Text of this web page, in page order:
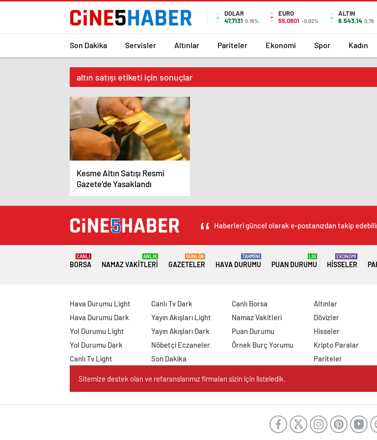
DOLAR
47,7131 0.16%
EURO
55,0801 -0.02%
ALTIN
6.543,14 0,78
Son Dakika Servisler Altınlar Pariteler Ekonomi Spor Kadın
altın satışı etiketi için sonuçlar
Kesme Altın Satışı Resmi
Gazete’de Yasaklandı
Haberleri güncel olarak e-postanızdan takip
BORSA
CANLI
NAMAZ VAKITLERI
ANLIK
GAZETELER
GÜNLÜK
HAVA DURUMU
TAHMİNİ
PUAN DURUMU
LİG
HISSELER
EKONOMİ
Hava Durumu Light
Hava Durumu Dark
Yol Durumu Light
Yol Durumu Dark
Canlı Tv Light
Canlı Tv Dark
Yayın Akışları Light
Yayın Akışları Dark
Nöbetçi Eczaneler
Son Dakika
Canlı Borsa
Namaz Vakitleri
Puan Durumu
Örnek Burç Yorumu
Altınlar
Dövizler
Hisseler
Kripto Paralar
Pariteler
Sitemize destek olan ve refaranslarımız firmaları sizin için listeledik.